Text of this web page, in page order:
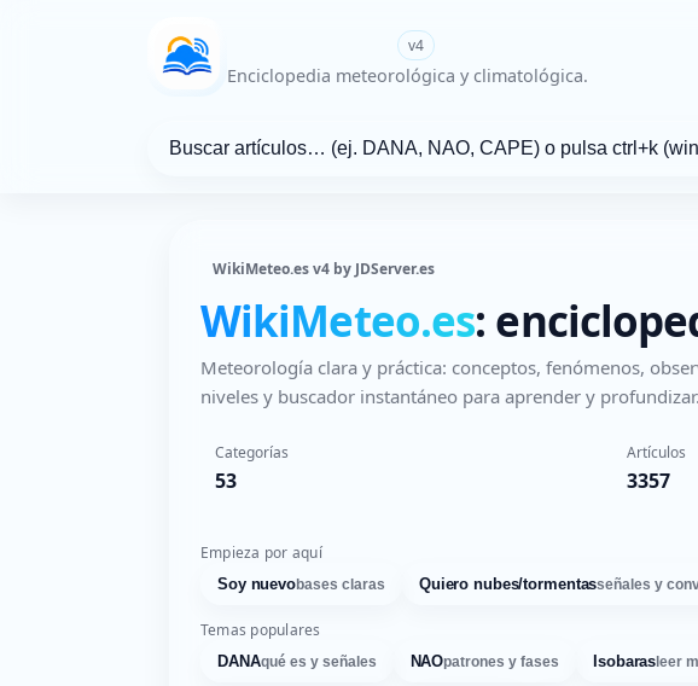
WikiMeteo.es v4
Enciclopedia meteorológica y climatológica.
WikiMeteo.es v4 by JDServer.es
WikiMeteo.es:
Meteorología clara y práctica: conceptos, fenómenos,
niveles y buscador instantáneo para aprender y profundizar.
Categorías
53
Artículos
3357
Empieza por aquí
Soy nuevobases claras Quiero nubes/tormentasseñales y
Temas populares
DANAqué es y señales NAOpatrones y fases Isobarasleer